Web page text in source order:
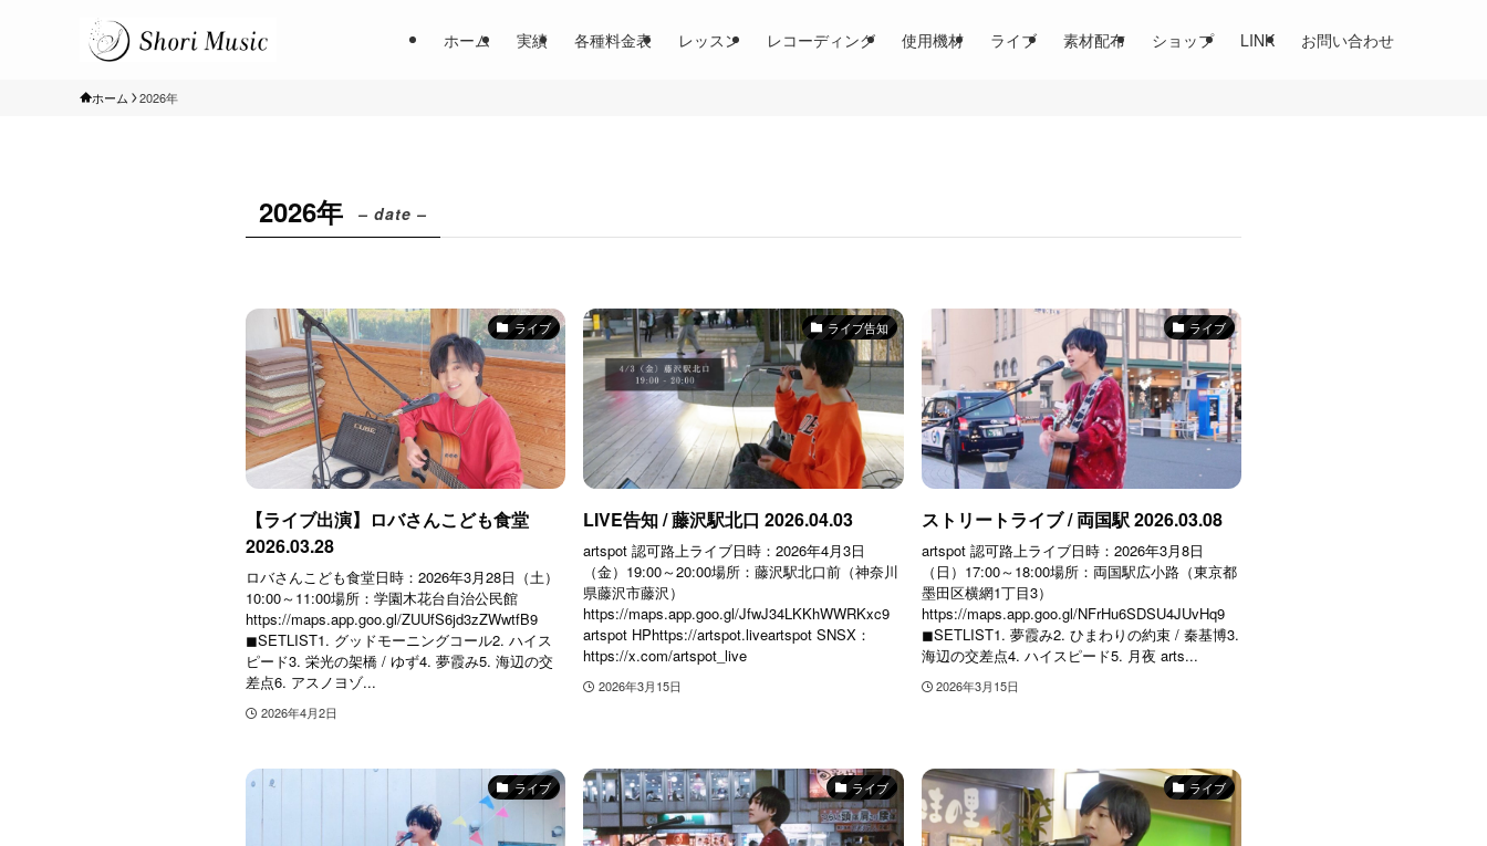
ホーム 実績 各種料金表 レッスン レコーディング 使用機材 ライブ 素材配布 ショップ LINK お問い合わせ
ホーム 2026年
2026年 – date –
ライブ
【ライブ出演】ロバさんこども食堂
2026.03.28
ロバさんこども食堂日時：2026年3月28日（土）
10:00～11:00場所：学園木花台自治公民館
https://maps.app.goo.gl/ZUUfS6jd3zZWwtfB9
◼︎SETLIST1. グッドモーニングコール2. ハイス
ピード3. 栄光の架橋 / ゆず4. 夢霞み5. 海辺の交
差点6. アスノヨゾ...
2026年4月2日
ライブ告知
LIVE告知 / 藤沢駅北口 2026.04.03
artspot 認可路上ライブ日時：2026年4月3日
（金）19:00～20:00場所：藤沢駅北口前（神奈川
県藤沢市藤沢）
https://maps.app.goo.gl/JfwJ34LKKhWWRKxc9
artspot HPhttps://artspot.liveartspot SNSX：
https://x.com/artspot_live
2026年3月15日
ライブ
ストリートライブ / 両国駅 2026.03.08
artspot 認可路上ライブ日時：2026年3月8日
（日）17:00～18:00場所：両国駅広小路（東京都
墨田区横網1丁目3）
https://maps.app.goo.gl/NFrHu6SDSU4JUvHq9
◼︎SETLIST1. 夢霞み2. ひまわりの約束 / 秦基博3.
海辺の交差点4. ハイスピード5. 月夜 arts...
2026年3月15日
ライブ ライブ ライブ